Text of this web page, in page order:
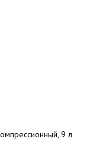
9 л